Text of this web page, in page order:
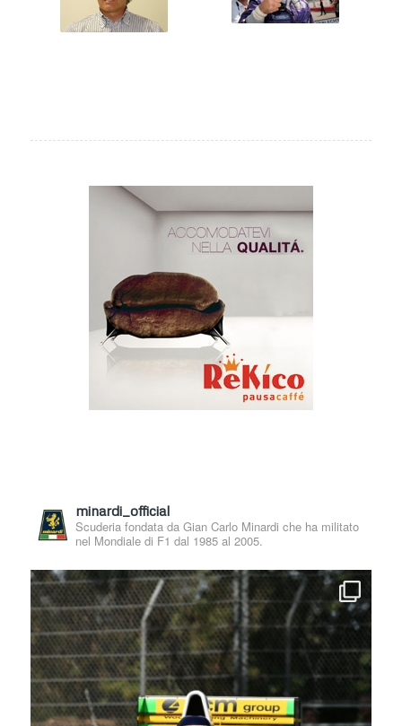
minardi_official
Scuderia fondata da Gian Carlo Minardi che ha militato
nel Mondiale di F1 dal 1985 al 2005.